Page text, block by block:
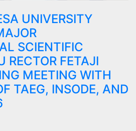
UNIVERSITY
SCIENTIFIC
RECTOR FETAJI
MEETING WITH
TAEG, INSODE, AND